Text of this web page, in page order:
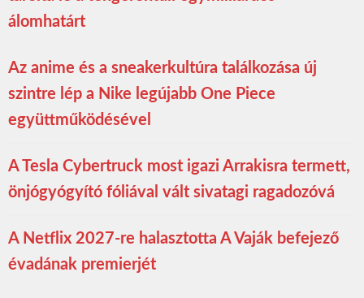
álomhatárt
Az anime és a sneakerkultúra találkozása új
szintre lép a Nike legújabb One Piece
együttműködésével
A Tesla Cybertruck most igazi Arrakisra termett,
önjógyógyító fóliával vált sivatagi ragadozóvá
A Netflix 2027-re halasztotta A Vaják befejező
évadának premierjét